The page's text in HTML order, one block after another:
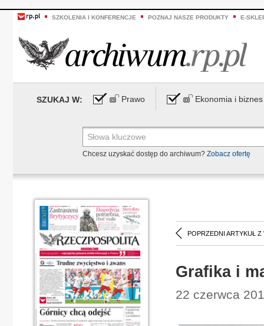
SZKOLENIA I KONFERENCJE POZNAJ NASZE PRODUKTY E-
SZUKAJ W: Prawo Ekonomia i biznes
Chcesz uzyskać dostęp do archiwum? Zobacz ofertę
POPRZEDNI ARTYKUŁ Z
Grafika i
22 czerwca